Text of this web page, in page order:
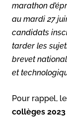
marathon
au mardi 27
candidats
tarder les
brevet
et
Pour rappel,
collèges 2023